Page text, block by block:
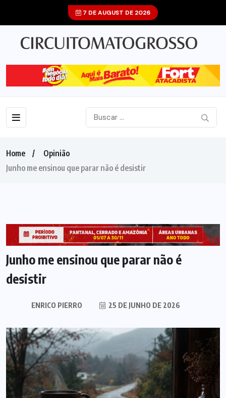
7 DE AUGUST DE 2026
Home
Opinião
Junho me ensinou que parar não é desistir
Junho me ensinou que parar não é
desistir
ENRICO PIERRO 25 DE JUNHO DE 2026